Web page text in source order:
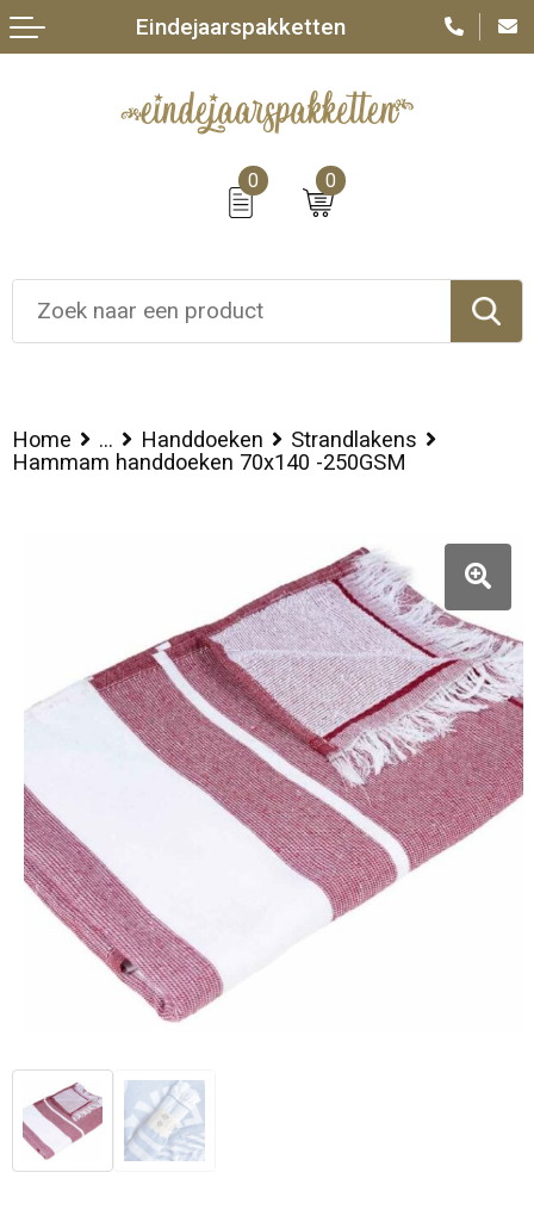
0 0
Eindejaarspakketten
Home ... Handdoeken
Strandlakens
Hammam handdoeken 70x140 -250GSM